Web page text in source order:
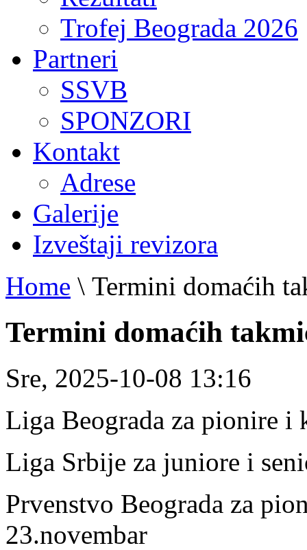
Trofej Beograda 2026
Partneri
SSVB
SPONZORI
Kontakt
Adrese
Galerije
Izveštaji revizora
Home \ Termini domaćih
Termini domaćih
Sre, 2025-10-08 13:16
Liga Beograda za pionire i
Liga Srbije za juniore i
Prvenstvo Beograda za
23.novembar